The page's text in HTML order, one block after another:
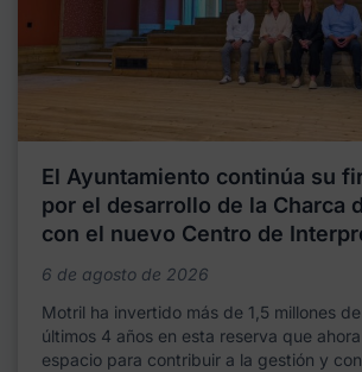
El Ayuntamiento continúa su
por el desarrollo de la Charca
con el nuevo Centro de
6 de agosto de 2026
Motril ha invertido más de 1,5 millones
últimos 4 años en esta reserva que
espacio para contribuir a la gestión y